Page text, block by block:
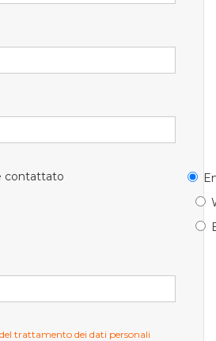
contattato
trattamento dei dati personali